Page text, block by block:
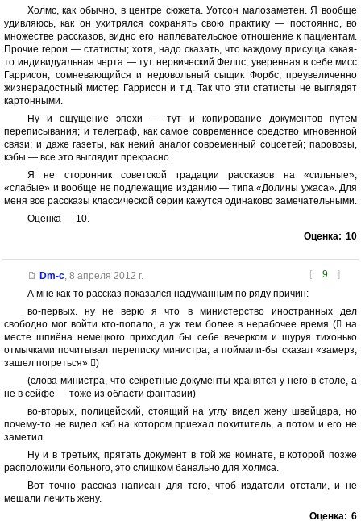
Холмс, как обычно, в центре сюжета. Уотсон малозаметен. Я вообще
удивляюсь, как он ухитрялся сохранять свою практику — постоянно, во
множестве рассказов, видно его наплевательское отношение к пациентам.
Прочие герои — статисты; хотя, надо сказать, что каждому присуща какая-
то индивидуальная черта — тут нервический Фелпс, уверенная в себе мисс
Гаррисон, сомневающийся и недовольный сыщик Форбс, преувеличенно
жизнерадостный мистер Гаррисон и т.д. Так что эти статисты не выглядят
картонными.
Ну и ощущение эпохи — тут и копирование документов путем
переписывания; и телеграф, как самое современное средство мгновенной
связи; и даже газеты, как некий аналог современный соцсетей; паровозы,
кэбы — все это выглядит прекрасно.
Я не сторонник советской градации рассказов на «сильные»,
«слабые» и вообще не подлежащие изданию — типа «Долины ужаса». Для
меня все рассказы классической серии кажутся одинаково замечательными.
Оценка — 10.
Оценка: 10
[ 9 ]
Dm-c, 8 апреля 2012 г.
А мне как-то рассказ показался надуманным по ряду причин:
во-первых. ну не верю я что в министерство иностранных дел
свободно мог войти кто-попало, а уж тем более в нерабочее время ( на
месте шпиёна немецкого приходил бы себе вечерком и шуруя тихонько
отмычками почитывал переписку министра, а поймали-бы сказал «замерз,
зашел погреться» )
(слова министра, что секретные документы хранятся у него в столе, а
не в сейфе — тоже из области фантазии)
во-вторых, полицейский, стоящий на углу видел жену швейцара, но
почему-то не видел кэб на котором приехал похититель, а потом и его не
заметил.
Ну и в третьих, прятать документ в той же комнате, в которой позже
расположили больного, это слишком банально для Холмса.
Вот точно рассказ написан для того, чтоб издатели отстали, и не
мешали лечить жену.
Оценка: 6